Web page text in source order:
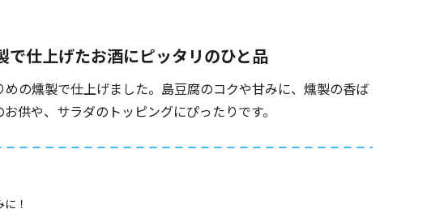
仕上げたお酒にピッタリのひと品
の燻製で仕上げました。島豆腐のコクや甘みに、燻製の香ば
供や、サラダのトッピングにぴったりです。
！